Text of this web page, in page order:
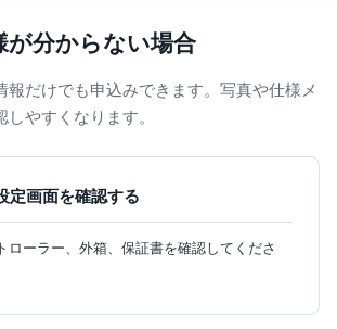
が分からない場合
報だけでも申込みできます。写真や仕様メ
やすくなります。
定画面を確認する
ローラー、外箱、保証書を確認してくださ